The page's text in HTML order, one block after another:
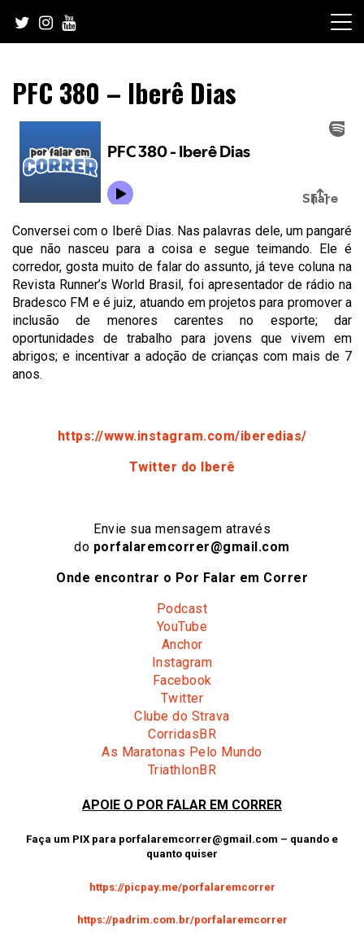
content
PFC 380 – Iberê Dias
Conversei com o Iberê Dias. Nas palavras dele, um pangaré
que não nasceu para a coisa e segue teimando. Ele é
corredor, gosta muito de falar do assunto, já teve coluna na
Revista Runner’s World Brasil, foi apresentador de rádio na
Bradesco FM e é juiz, atuando em projetos para promover a
inclusão de menores carentes no esporte; dar
oportunidades de trabalho para jovens que vivem em
abrigos; e incentivar a adoção de crianças com mais de 7
anos.
https://www.instagram.com/iberedias/
Twitter do Iberê
Envie sua mensagem através
do porfalaremcorrer@gmail.com
Onde encontrar o Por Falar em Correr
Podcast
YouTube
Anchor
Instagram
Facebook
Twitter
Clube do Strava
CorridasBR
As Maratonas Pelo Mundo
TriathlonBR
APOIE O POR FALAR EM CORRER
Faça um PIX para porfalaremcorrer@gmail.com – quando e
quanto quiser
https://picpay.me/porfalaremcorrer
https://padrim.com.br/porfalaremcorrer